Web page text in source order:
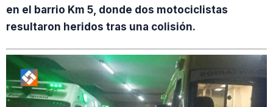
en el barrio Km 5, donde dos motociclistas
resultaron heridos tras una colisión.